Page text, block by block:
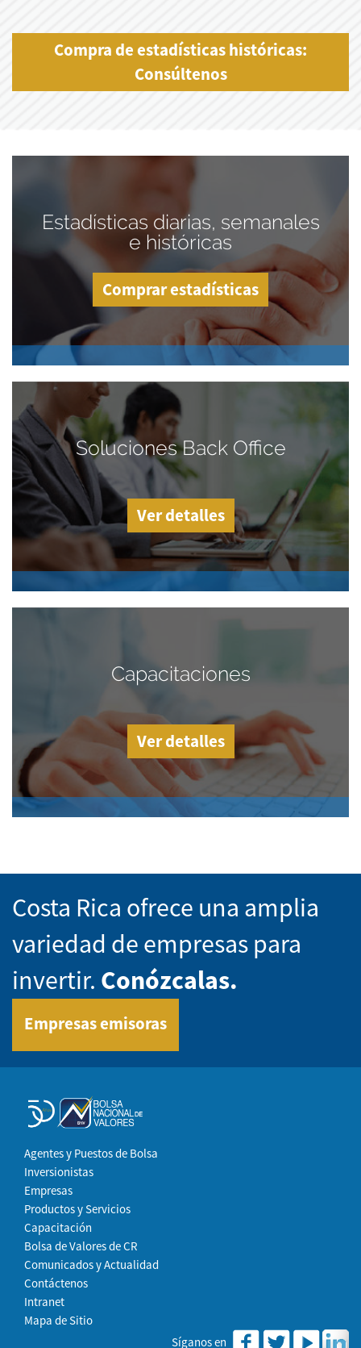
Compra de estadísticas históricas:
Consúltenos
Estadísticas diarias, semanales
e históricas
Comprar estadísticas
Soluciones Back Office
Ver detalles
Capacitaciones
Ver detalles
Costa Rica ofrece una amplia
variedad de empresas para
invertir. Conózcalas.
Empresas emisoras
Agentes y Puestos de Bolsa
Inversionistas
Empresas
Productos y Servicios
Capacitación
Bolsa de Valores de CR
Comunicados y Actualidad
Contáctenos
Intranet
Mapa de Sitio
Síganos en